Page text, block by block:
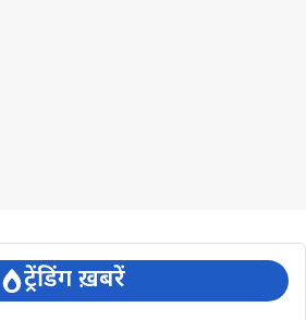
ट्रेंडिंग ख़बरें